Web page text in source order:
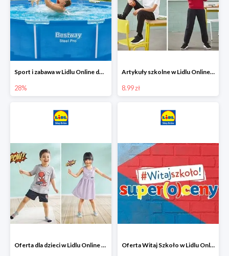
Sport i zabawa w Lidlu Online do -28%
28%
Artykuły szkolne w Lidlu Online od 8,99 zł
8.99 zł
Oferta dla dzieci w Lidlu Online od 9,99 zł Oferta Witaj Szkoło w Lidlu Online od 24,99 zł